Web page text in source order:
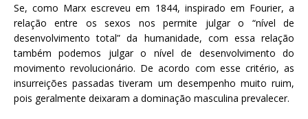
Se, como Marx escreveu em 1844, inspirado em Fourier, a
relação entre os sexos nos permite julgar o “nível de
desenvolvimento total” da humanidade, com essa relação
também podemos julgar o nível de desenvolvimento do
movimento revolucionário. De acordo com esse critério, as
insurreições passadas tiveram um desempenho muito ruim,
pois geralmente deixaram a dominação masculina prevalecer.